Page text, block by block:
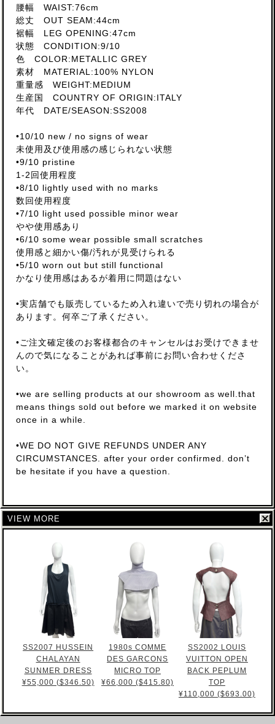
腰幅 WAIST:76cm
総丈 OUT SEAM:44cm
裾幅 LEG OPENING:47cm
状態 CONDITION:9/10
色 COLOR:METALLIC GREY
素材 MATERIAL:100% NYLON
重量感 WEIGHT:MEDIUM
生産国 COUNTRY OF ORIGIN:ITALY
年代 DATE/SEASON:SS2008
•10/10 new / no signs of wear
未使用及び使用感の感じられない状態
•9/10 pristine
1-2回使用程度
•8/10 lightly used with no marks
数回使用程度
•7/10 light used possible minor wear
やや使用感あり
•6/10 some wear possible small scratches
使用感と細かい傷/汚れが見受けられる
•5/10 worn out but still functional
かなり使用感はあるが着用に問題はない
•実店舗でも販売しているため入れ違いで売り切れの場合が
あります。何卒ご了承ください。
•ご注文確定後のお客様都合のキャンセルはお受けできませ
んので気になることがあれば事前にお問い合わせくださ
い。
•we are selling products at our showroom as well.that
means things sold out before we marked it on website
once in a while.
•WE DO NOT GIVE REFUNDS UNDER ANY
CIRCUMSTANCES. after your order confirmed. don’t
be hesitate if you have a question.
VIEW MORE
SS2007 HUSSEIN
CHALAYAN
SUNMER DRESS
¥55,000 ($346.50)
1980s COMME
DES GARCONS
MICRO TOP
¥66,000 ($415.80)
SS2002 LOUIS
VUITTON OPEN
BACK PEPLUM
TOP
¥110,000 ($693.00)